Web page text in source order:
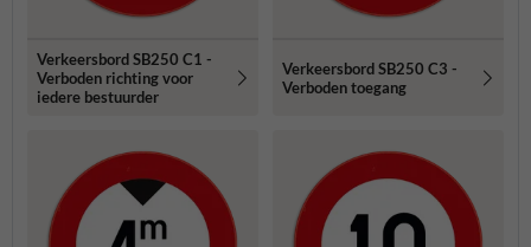
Verkeersbord SB250 C1 -
Verboden richting voor
iedere bestuurder
Verkeersbord SB250 C3 -
Verboden toegang